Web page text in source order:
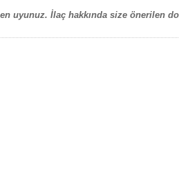
uyunuz. İlaç hakkında size önerilen